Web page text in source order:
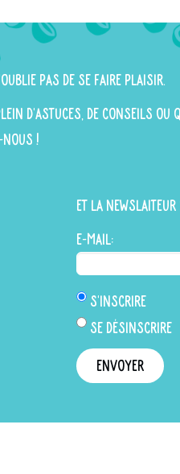
pas de se faire plaisir.
d'astuces, de conseils ou
!
Et la newslaiteur
E-mail:
S'inscrire
Se désinscrire